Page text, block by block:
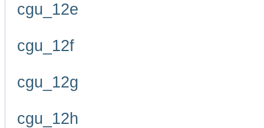
cgu_12e
cgu_12f
cgu_12g
cgu_12h